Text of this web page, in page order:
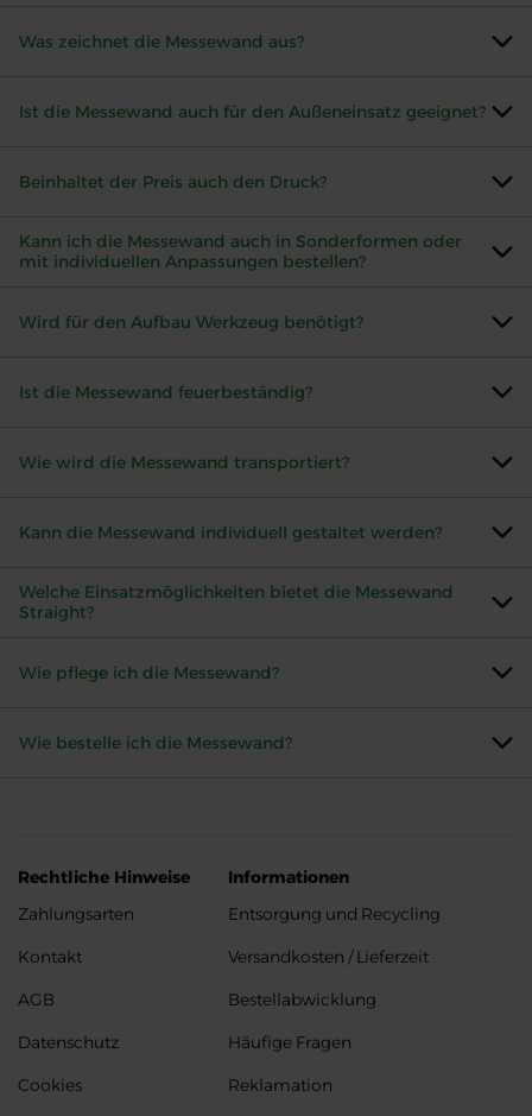
Was zeichnet die Messewand aus?
Ist die Messewand auch für den Außeneinsatz geeignet?
Beinhaltet der Preis auch den Druck?
Kann ich die Messewand auch in Sonderformen oder
mit individuellen Anpassungen bestellen?
Wird für den Aufbau Werkzeug benötigt?
Ist die Messewand feuerbeständig?
Wie wird die Messewand transportiert?
Kann die Messewand individuell gestaltet werden?
Welche Einsatzmöglichkeiten bietet die Messewand
Straight?
Wie pflege ich die Messewand?
Wie bestelle ich die Messewand?
Rechtliche Hinweise
Zahlungsarten
Kontakt
AGB
Datenschutz
Cookies
Informationen
Entsorgung und Recycling
Versandkosten / Lieferzeit
Bestellabwicklung
Häufige Fragen
Reklamation